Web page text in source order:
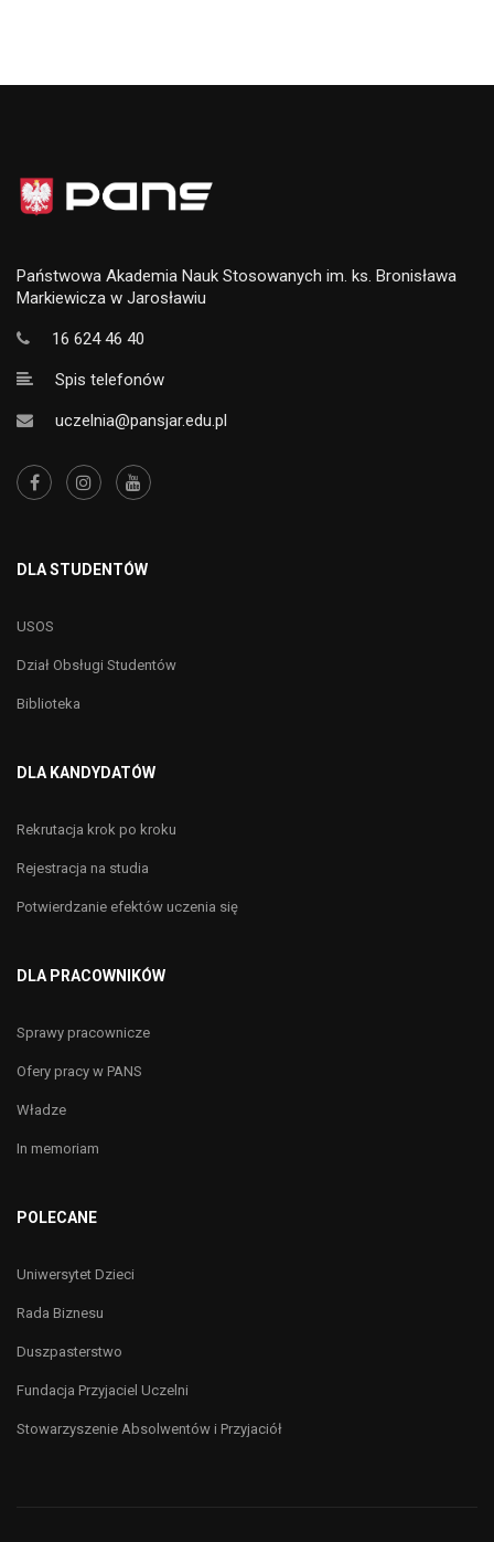
Państwowa Akademia Nauk Stosowanych im. ks. Bronisława
Markiewicza w Jarosławiu
16 624 46 40
Spis telefonów
uczelnia@pansjar.edu.pl
DLA STUDENTÓW
USOS
Dział Obsługi Studentów
Biblioteka
DLA KANDYDATÓW
Rekrutacja krok po kroku
Rejestracja na studia
Potwierdzanie efektów uczenia się
DLA PRACOWNIKÓW
Sprawy pracownicze
Ofery pracy w PANS
Władze
In memoriam
POLECANE
Uniwersytet Dzieci
Rada Biznesu
Duszpasterstwo
Fundacja Przyjaciel Uczelni
Stowarzyszenie Absolwentów i Przyjaciół